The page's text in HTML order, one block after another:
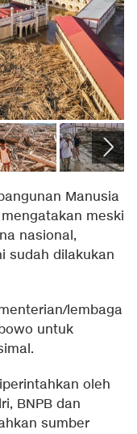
Manusia
meski
nasional,
sudah dilakukan
lembaga
untuk
oleh
BNPB dan
sumber